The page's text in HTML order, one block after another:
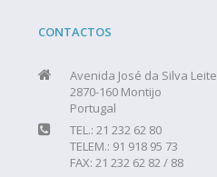
CONTACTOS
Avenida José da Silva Leite
2870-160 Montijo
Portugal
TEL.: 21 232 62 80
TELEM.: 91 918 95 73
FAX: 21 232 62 82 / 88